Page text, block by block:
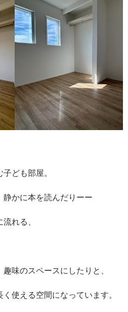
ども部屋。
かに本を読んだりーー
れる、
味のスペースにしたりと、
使える空間になっています。